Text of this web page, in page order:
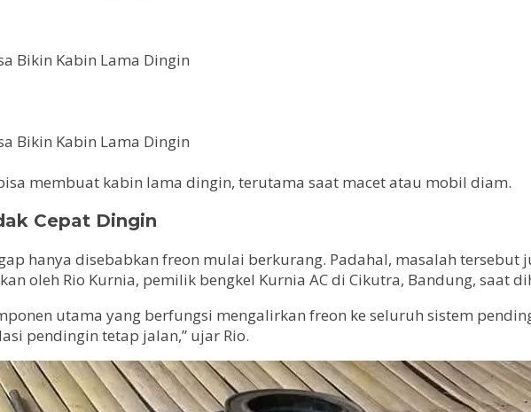
Bikin Kabin Lama Dingin
Bikin Kabin Lama Dingin
membuat kabin lama dingin, terutama saat macet atau mobil diam.
Cepat Dingin
hanya disebabkan freon mulai berkurang. Padahal, masalah
oleh Rio Kurnia, pemilik bengkel Kurnia AC di Cikutra, Bandung, saat
utama yang berfungsi mengalirkan freon ke seluruh sistem
pendingin tetap jalan,” ujar Rio.